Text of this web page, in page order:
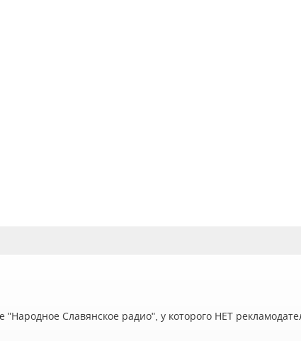
Славянское радио", у которого НЕТ